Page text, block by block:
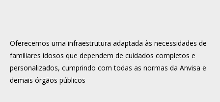
Oferecemos uma infraestrutura adaptada às necessidades de
familiares idosos que dependem de cuidados completos e
personalizados, cumprindo com todas as normas da Anvisa e
demais órgãos públicos